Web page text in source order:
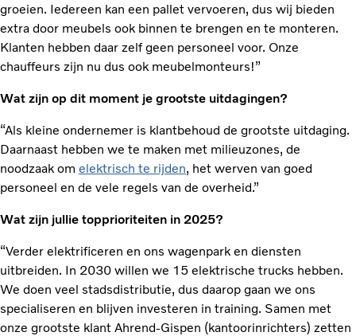
groeien. Iedereen kan een pallet vervoeren, dus wij bieden
extra door meubels ook binnen te brengen en te monteren.
Klanten hebben daar zelf geen personeel voor. Onze
chauffeurs zijn nu dus ook meubelmonteurs!”
Wat zijn op dit moment je grootste uitdagingen?
“Als kleine ondernemer is klantbehoud de grootste uitdaging.
Daarnaast hebben we te maken met milieuzones, de
noodzaak om elektrisch te rijden, het werven van goed
personeel en de vele regels van de overheid.”
Wat zijn jullie topprioriteiten in 2025?
“Verder elektrificeren en ons wagenpark en diensten
uitbreiden. In 2030 willen we 15 elektrische trucks hebben.
We doen veel stadsdistributie, dus daarop gaan we ons
specialiseren en blijven investeren in training. Samen met
onze grootste klant Ahrend-Gispen (kantoorinrichters) zetten